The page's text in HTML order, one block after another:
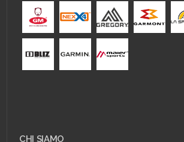
CHI SIAMO